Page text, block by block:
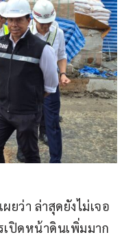
ยว่า ล่าสุดยังไม่เจอ
เปิดหน้าดินเพิ่มมาก